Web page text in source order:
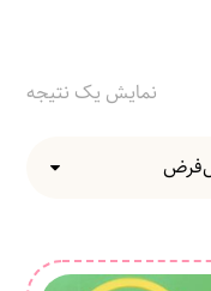
نمایش یک نتیجه